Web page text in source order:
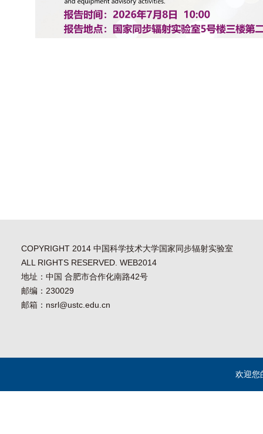
COPYRIGHT 2014 中国科学技术大学国家同步辐射实验室
ALL RIGHTS RESERVED. WEB2014
地址：中国 合肥市合作化南路42号
邮编：230029
邮箱：nsrl@ustc.edu.cn
欢迎您